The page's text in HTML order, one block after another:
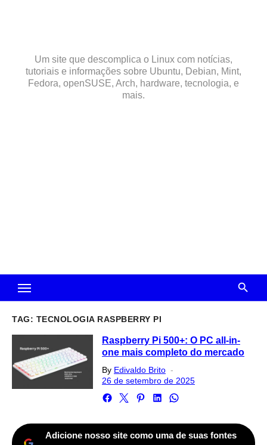
Um site que descomplica o Linux com notícias,
tutoriais e informações sobre Ubuntu, Debian, Mint,
Fedora, openSUSE, Arch, hardware, tecnologia, e
mais.
TAG: TECNOLOGIA RASPBERRY PI
Raspberry Pi 500+: O PC all-in-
one mais completo do mercado
By Edivaldo Brito
on
26 de setembro de 2025
Adicione nosso site como uma de suas fontes